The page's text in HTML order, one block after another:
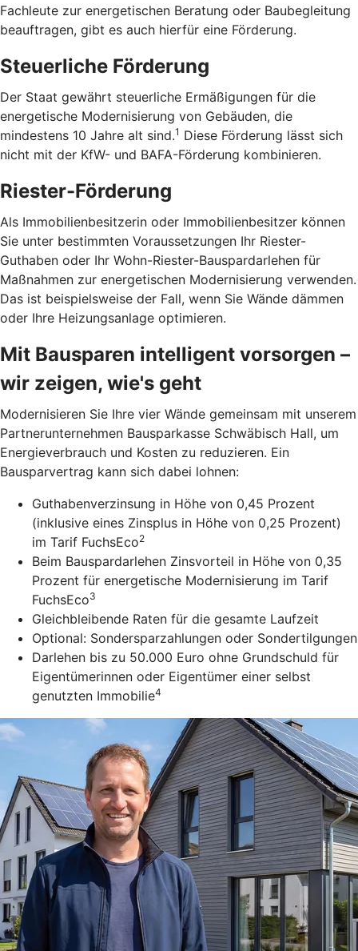
Fachleute zur energetischen Beratung oder Baubegleitung
beauftragen, gibt es auch hierfür eine Förderung.
Steuerliche Förderung
Der Staat gewährt steuerliche Ermäßigungen für die
energetische Modernisierung von Gebäuden, die
mindestens 10 Jahre alt sind.1 Diese Förderung lässt sich
nicht mit der KfW- und BAFA-Förderung kombinieren.
Riester-Förderung
Als Immobilienbesitzerin oder Immobilienbesitzer können
Sie unter bestimmten Voraussetzungen Ihr Riester-
Guthaben oder Ihr Wohn-Riester-Bau­spardarlehen für
Maßnahmen zur energetischen Modernisierung verwenden.
Das ist beispielsweise der Fall, wenn Sie Wände dämmen
oder Ihre Heizungsanlage optimieren.
Mit Bausparen intelligent vorsorgen –
wir zeigen, wie's geht
Modernisieren Sie Ihre vier Wände gemeinsam mit unserem
Partnerunternehmen Bausparkasse Schwäbisch Hall, um
Energieverbrauch und Kosten zu reduzieren. Ein
Bausparvertrag kann sich dabei lohnen:
Guthabenverzinsung in Höhe von 0,45 Prozent
(inklusive eines Zinsplus in Höhe von 0,25 Prozent)
im Tarif FuchsEco2
Beim Bauspardarlehen Zinsvorteil in Höhe von 0,35
Prozent für energetische Modernisierung im Tarif
FuchsEco3
Gleichbleibende Raten für die gesamte Laufzeit
Optional: Sondersparzahlungen oder Sondertilgungen
Darlehen bis zu 50.000 Euro ohne Grundschuld für
Eigentümerinnen oder Eigentümer einer selbst
genutzten Immobilie4